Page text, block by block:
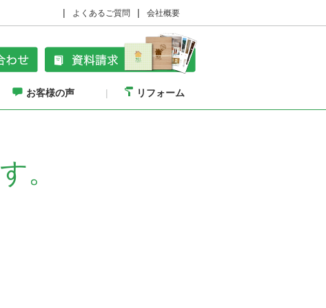
よくあるご質問 会社概要
お客様の声 リフォーム
。